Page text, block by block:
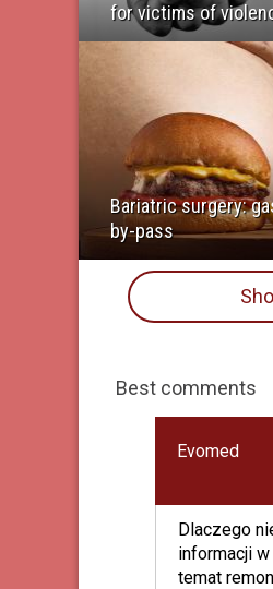
for victims of
Bariatric surgery:
by-pass
Best comments
Evomed
Dlaczego
informacji
temat